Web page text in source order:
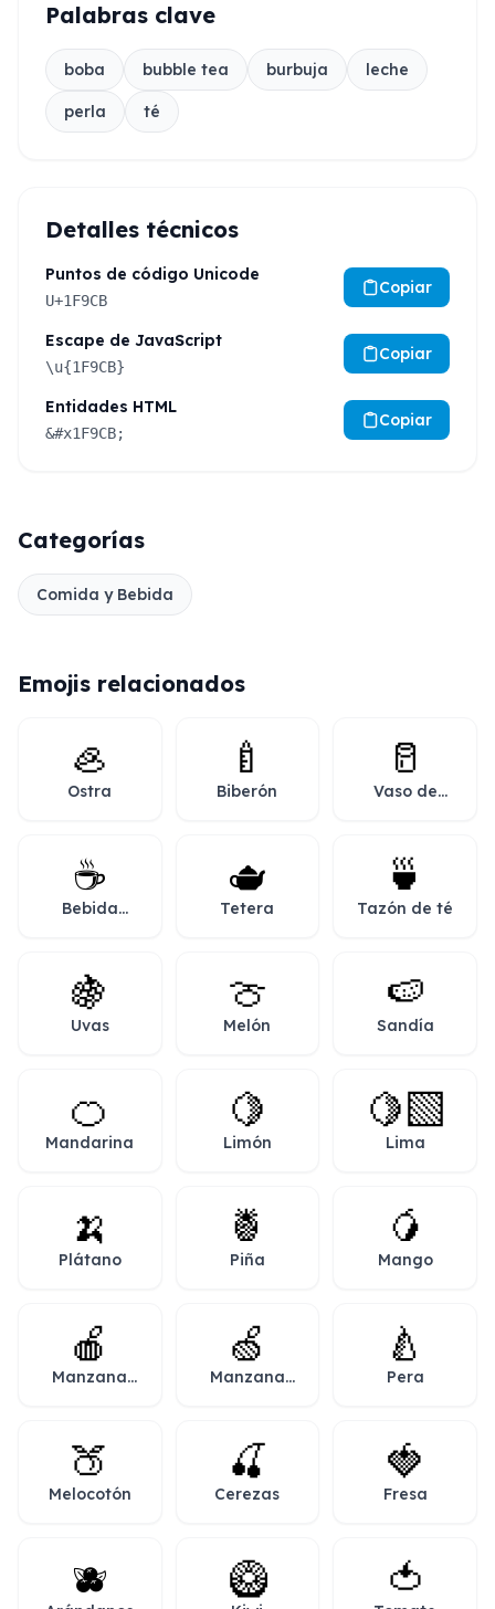
Palabras clave
boba bubble tea burbuja leche
perla té
Detalles técnicos
Puntos de código Unicode
U+1F9CB
Copiar
Escape de JavaScript
\u{1F9CB}
Copiar
Entidades HTML
&#x1F9CB;
Copiar
Categorías
Comida y Bebida
Emojis relacionados
🦪
Ostra
🍼
Biberón
🥛
Vaso de
☕
Bebida
🫖
Tetera
🍵
Tazón de té
🍇
Uvas
🍈
Melón
🍉
Sandía
🍊
Mandarina
🍋
Limón
🍋‍🟩
Lima
🍌
Plátano
🍍
Piña
🥭
Mango
🍎
Manzana
🍏
Manzana
🍐
Pera
🍑
Melocotón
🍒
Cerezas
🍓
Fresa
🫐 🥝 🍅